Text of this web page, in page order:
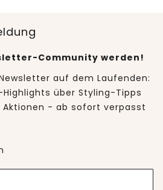
Community werden!
auf dem Laufenden:
über Styling-Tipps
Aktionen - ab sofort verpasst